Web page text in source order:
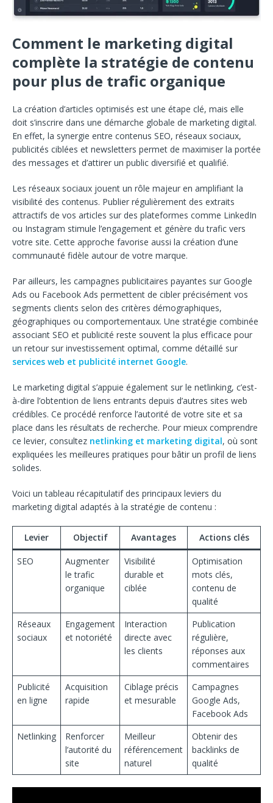
Comment le marketing digital
complète la stratégie de contenu
pour plus de trafic organique
La création d’articles optimisés est une étape clé, mais elle
doit s’inscrire dans une démarche globale de marketing digital.
En effet, la synergie entre contenus SEO, réseaux sociaux,
publicités ciblées et newsletters permet de maximiser la portée
des messages et d’attirer un public diversifié et qualifié.
Les réseaux sociaux jouent un rôle majeur en amplifiant la
visibilité des contenus. Publier régulièrement des extraits
attractifs de vos articles sur des plateformes comme LinkedIn
ou Instagram stimule l’engagement et génère du trafic vers
votre site. Cette approche favorise aussi la création d’une
communauté fidèle autour de votre marque.
Par ailleurs, les campagnes publicitaires payantes sur Google
Ads ou Facebook Ads permettent de cibler précisément vos
segments clients selon des critères démographiques,
géographiques ou comportementaux. Une stratégie combinée
associant SEO et publicité reste souvent la plus efficace pour
un retour sur investissement optimal, comme détaillé sur
services web et publicité internet Google.
Le marketing digital s’appuie également sur le netlinking, c’est-
à-dire l’obtention de liens entrants depuis d’autres sites web
crédibles. Ce procédé renforce l’autorité de votre site et sa
place dans les résultats de recherche. Pour mieux comprendre
ce levier, consultez netlinking et marketing digital, où sont
expliquées les meilleures pratiques pour bâtir un profil de liens
solides.
Voici un tableau récapitulatif des principaux leviers du
marketing digital adaptés à la stratégie de contenu :
Levier Objectif Avantages Actions clés
SEO
Augmenter
le trafic
organique
Visibilité
durable et
ciblée
Optimisation
mots clés,
contenu de
qualité
Réseaux
sociaux
Engagement
et notoriété
Interaction
directe avec
les clients
Publication
régulière,
réponses aux
commentaires
Publicité
en ligne
Acquisition
rapide
Ciblage précis
et mesurable
Campagnes
Google Ads,
Facebook Ads
Netlinking
Renforcer
l’autorité du
site
Meilleur
référencement
naturel
Obtenir des
backlinks de
qualité